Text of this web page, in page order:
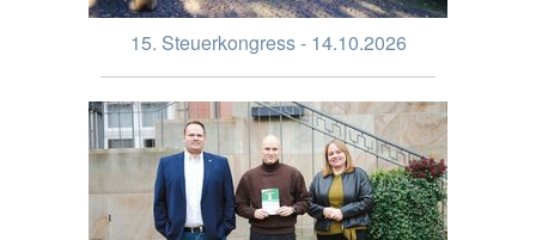
15. Steuerkongress - 14.10.2026